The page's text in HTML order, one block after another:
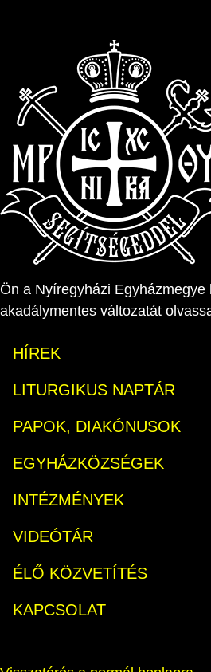
Ön a Nyíregyházi Egyházmegye
akadálymentes változatát
HÍREK
LITURGIKUS NAPTÁR
PAPOK, DIAKÓNUSOK
EGYHÁZKÖZSÉGEK
INTÉZMÉNYEK
VIDEÓTÁR
ÉLŐ KÖZVETÍTÉS
KAPCSOLAT